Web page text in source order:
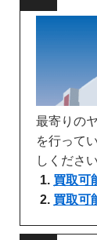
最寄りの
を行って
しください
買取可
買取可